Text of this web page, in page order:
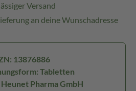
Versand
an deine Wunschadresse
13876886
Tabletten
Pharma GmbH